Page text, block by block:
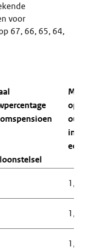
voor
67, 66, 65, 64,
in
een
1,657
1,535
1,426